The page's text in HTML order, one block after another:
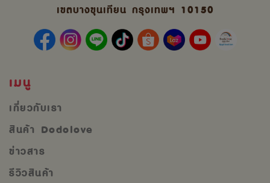
เขตบางขุนเทียน กรุงเทพฯ 10150
เมนู
เกี่ยวกับเรา
สินค้า Dodolove
ข่าวสาร
รีวิวสินค้า